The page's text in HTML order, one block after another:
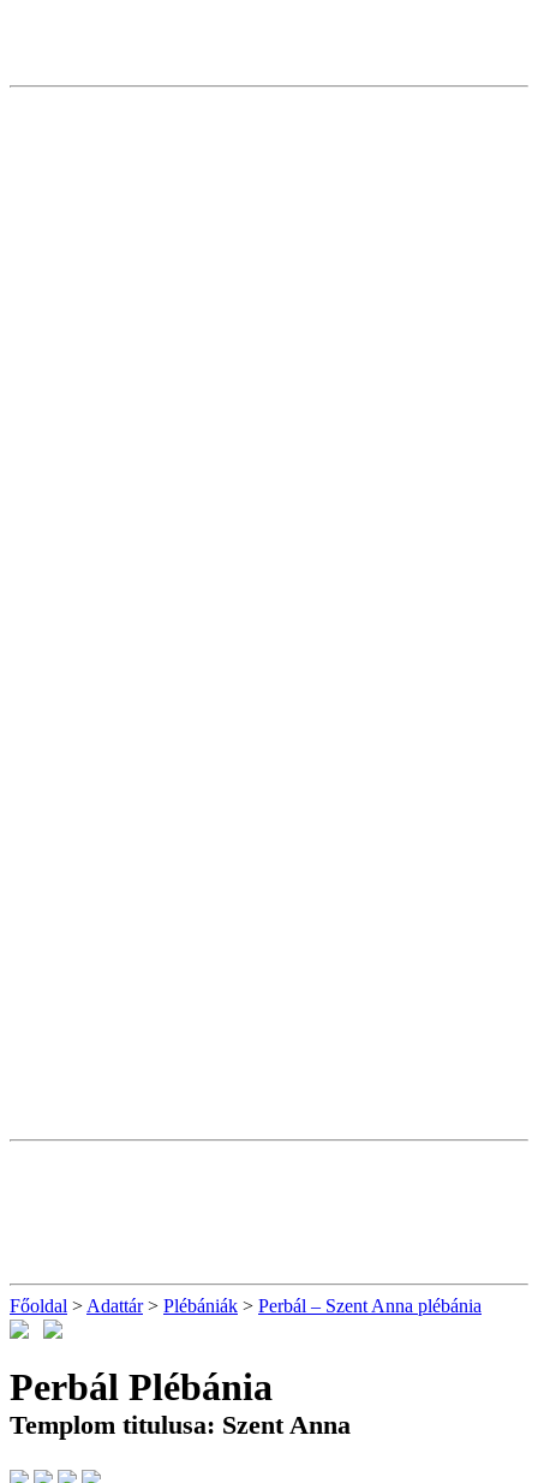
Főoldal > Adattár> Plébániák > Perbál – Szent Anna plébánia
Perbál Plébánia
Templom titulusa: Szent Anna